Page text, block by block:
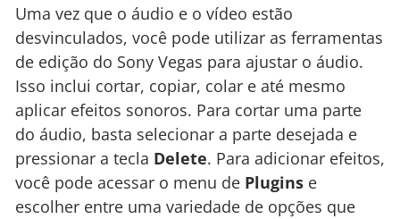
Uma vez que o áudio e o vídeo estão
desvinculados, você pode utilizar as ferramentas
de edição do Sony Vegas para ajustar o áudio.
Isso inclui cortar, copiar, colar e até mesmo
aplicar efeitos sonoros. Para cortar uma parte
do áudio, basta selecionar a parte desejada e
pressionar a tecla Delete. Para adicionar efeitos,
você pode acessar o menu de Plugins e
escolher entre uma variedade de opções que